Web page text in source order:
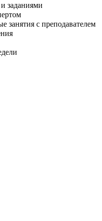
заданиями
с преподавателем